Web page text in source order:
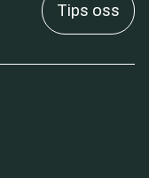
Tips oss